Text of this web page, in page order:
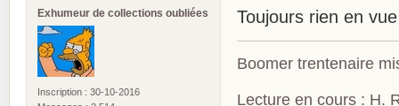
Exhumeur de collections oubliées
Inscription : 30-10-2016
Toujours rien en
Boomer trentenaire
Lecture en cours : H.